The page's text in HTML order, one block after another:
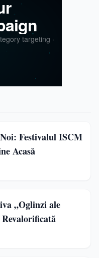
Festivalul ISCM
Acasă
„Oglinzi ale